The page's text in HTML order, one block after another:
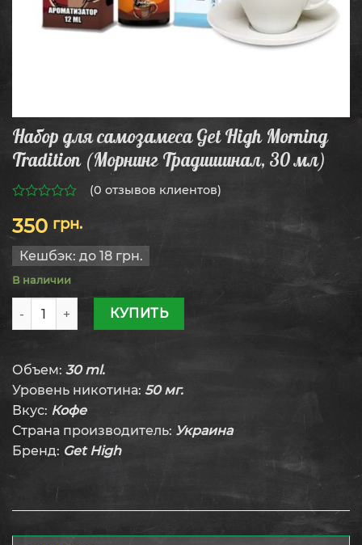
Набор для самозамеса Get High Morning
Tradition (Морнинг Традишинал, 30 мл)
из
5
(0 отзывов клиентов)
350 грн.
Кешбэк: до 18 грн.
В наличии
Количество товара Набор для самозамеса Get High
КУПИТЬ
Объем: 30 ml.
Уровень никотина: 50 мг.
Вкус: Кофе
Страна производитель: Украина
Бренд: Get High